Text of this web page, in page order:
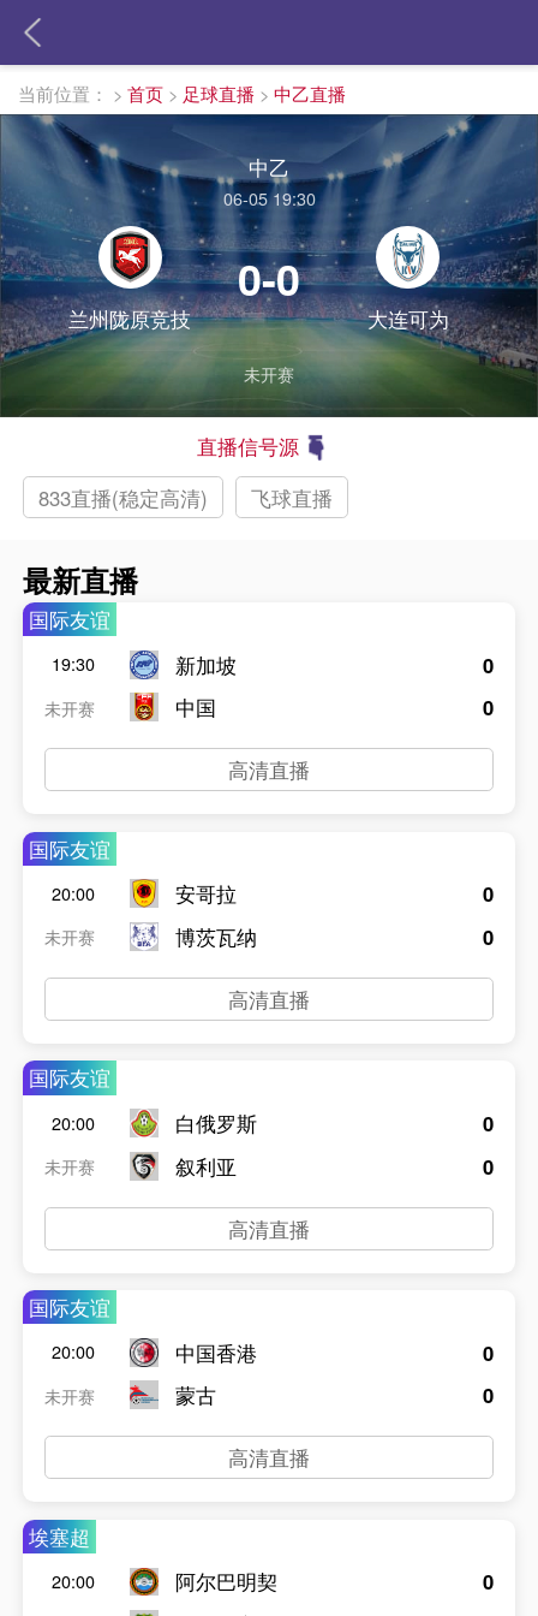
当前位置： > 首页 > 足球直播 > 中乙直播
中乙
06-05 19:30
兰州陇原竞技
0-0
大连可为
未开赛
直播信号源
833直播(稳定高清)
飞球直播
最新直播
国际友谊
19:30
未开赛
新加坡
中国
0
0
高清直播
国际友谊
20:00
未开赛
安哥拉
博茨瓦纳
0
0
高清直播
国际友谊
20:00
未开赛
白俄罗斯
叙利亚
0
0
高清直播
国际友谊
20:00
未开赛
中国香港
蒙古
0
0
高清直播
埃塞超
20:00
阿尔巴明契
0